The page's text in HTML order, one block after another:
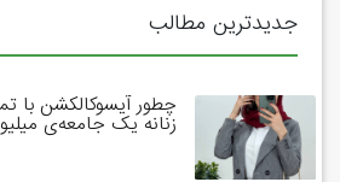
جدیدترین مطالب
چطور آیسوکالکشن با
زنانه یک جامعه‌ی